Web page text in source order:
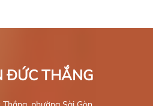
ĐỨC THẮNG